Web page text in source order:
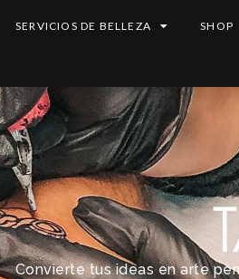
SERVICIOS DE BELLEZA SHOP
Convierte tus ideas en arte